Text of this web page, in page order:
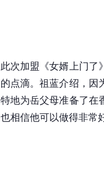
此次加盟《女婿上门了
的点滴。祖蓝介绍，因
特地为岳父母准备了在
也相信他可以做得非常